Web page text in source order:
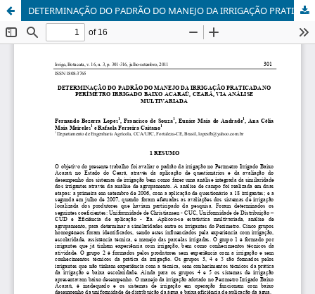
DETERMINAÇÃO DO PADRÃO DO MANEJO DA IRRIGAÇÃO PRATICADA NO PERÍMETRO IRRIGADO BAIXO ACARAÚ, CEARÁ, VIA ANÁLISE MULTIVARIADA